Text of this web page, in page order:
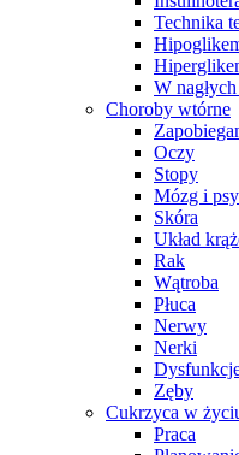
Technika
W
Choroby wtórne
Oczy
Stopy
Mózg i
Skóra
Układ
Rak
Wątroba
Płuca
Nerwy
Nerki
Zęby
Cukrzyca w
Praca